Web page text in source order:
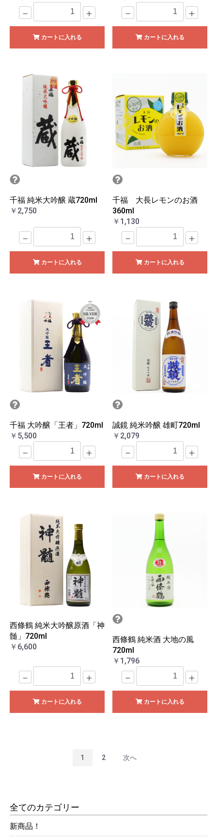
全てのカテゴリー
新商品！
－ ＋
カートに入れる
－ ＋
カートに入れる
千福 純米大吟醸 蔵720ml
￥2,750
－ ＋
カートに入れる
千福 大長レモンのお酒
360ml
￥1,130
－ ＋
カートに入れる
千福 大吟醸「王者」720ml
￥5,500
－ ＋
カートに入れる
誠鏡 純米吟醸 雄町720ml
￥2,079
－ ＋
カートに入れる
西條鶴 純米大吟醸原酒「神
髄」720ml
￥6,600
－ ＋
カートに入れる
西條鶴 純米酒 大地の風
720ml
￥1,796
－ ＋
カートに入れる
1 2 次へ